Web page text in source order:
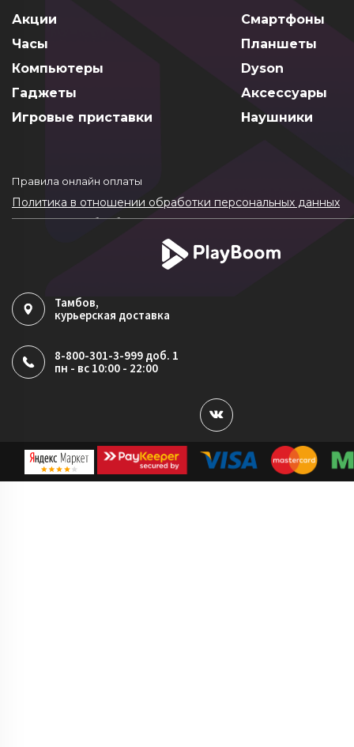
Акции
Смартфоны
Часы
Планшеты
Компьютеры
Dyson
Гаджеты
Аксессуары
Игровые приставки
Наушники
Правила онлайн оплаты
Политика в отношении обработки персональных данных
Согласие на обработку ПДн
Политика обработки файлов cookie
Тамбов,
курьерская доставка
8-800-301-3-999 доб. 1
пн - вс 10:00 - 22:00